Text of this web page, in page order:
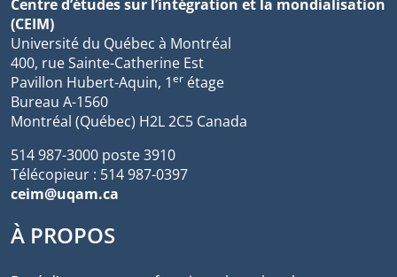
Centre d’études sur l’intégration et la mondialisation
(CEIM)
Université du Québec à Montréal
400, rue Sainte-Catherine Est
Pavillon Hubert-Aquin, 1er étage
Bureau A-1560
Montréal (Québec) H2L 2C5 Canada
514 987-3000 poste 3910
Télécopieur : 514 987-0397
ceim@uqam.ca
À PROPOS